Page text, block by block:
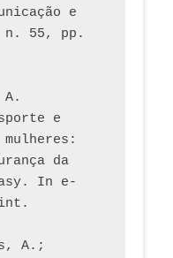
e
n. 55, pp.
e
da
In e-
A.;